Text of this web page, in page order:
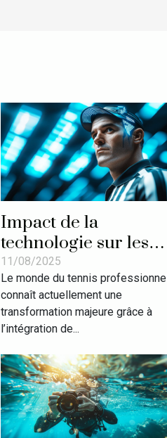
Impact de la
technologie sur les
revenus des arbitres
de tennis
11/08/2025
Le monde du tennis professionnel
connaît actuellement une
transformation majeure grâce à
l’intégration de...